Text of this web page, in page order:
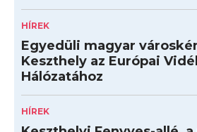
HÍREK
Egyedüli magyar
Keszthely az Európai
Hálózatához
HÍREK